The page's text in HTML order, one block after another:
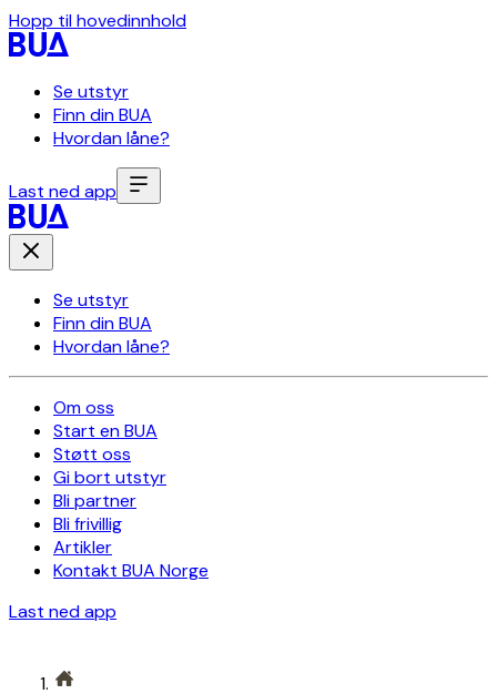
Hopp til hovedinnhold
Se utstyr
Finn din BUA
Hvordan låne?
Last ned app
Se utstyr
Finn din BUA
Hvordan låne?
Om oss
Start en BUA
Støtt oss
Gi bort utstyr
Bli partner
Bli frivillig
Artikler
Kontakt BUA Norge
Last ned app